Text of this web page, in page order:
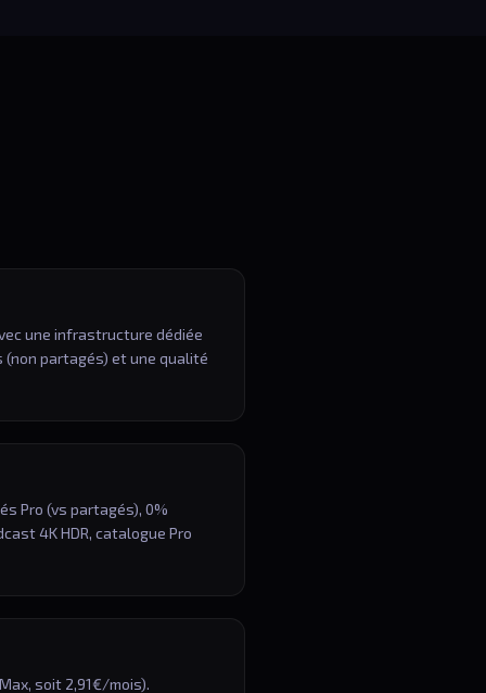
une infrastructure dédiée
(non partagés) et une qualité
Pro (vs partagés), 0%
4K HDR, catalogue Pro
soit 2,91€/mois).